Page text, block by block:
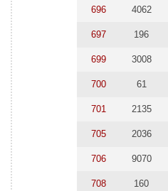
696 4062
697 196
699 3008
700 61
701 2135
705 2036
706 9070
708 160